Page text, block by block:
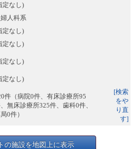
定なし)
人科系
定なし)
定なし)
定なし)
定なし)
件（病院0件、有床診療所95
無床診療所325件、歯科0件、
0件）
[検索
をや
り直
す]
の施設を地図上に表示